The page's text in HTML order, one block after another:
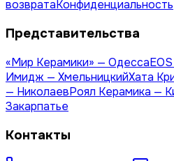
возвратаКонфиденциальность
Представительства
«Мир Керамики» — Одесса
Имидж — ХмельницкийХата
— НиколаевРоял Керамика —
Закарпатье
Контакты